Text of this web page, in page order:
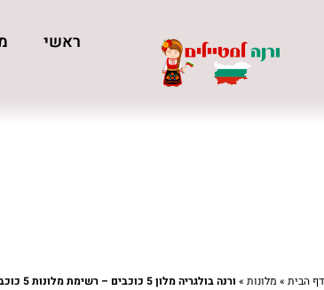
ראשי
דף הבית » מלונות » ורנה בולגריה מלון 5 כוכבים – רשימת מלונות 5 כוכבים יוקרתיים ומפנקים